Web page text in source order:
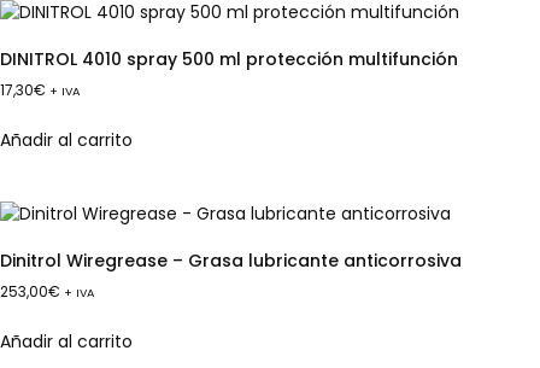
DINITROL 4010 spray 500 ml protección multifunción
17,30€ + IVA
Añadir al carrito
Dinitrol Wiregrease – Grasa lubricante anticorrosiva
253,00€ + IVA
Añadir al carrito